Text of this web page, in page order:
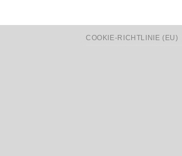
COOKIE-RICHTLINIE (EU)